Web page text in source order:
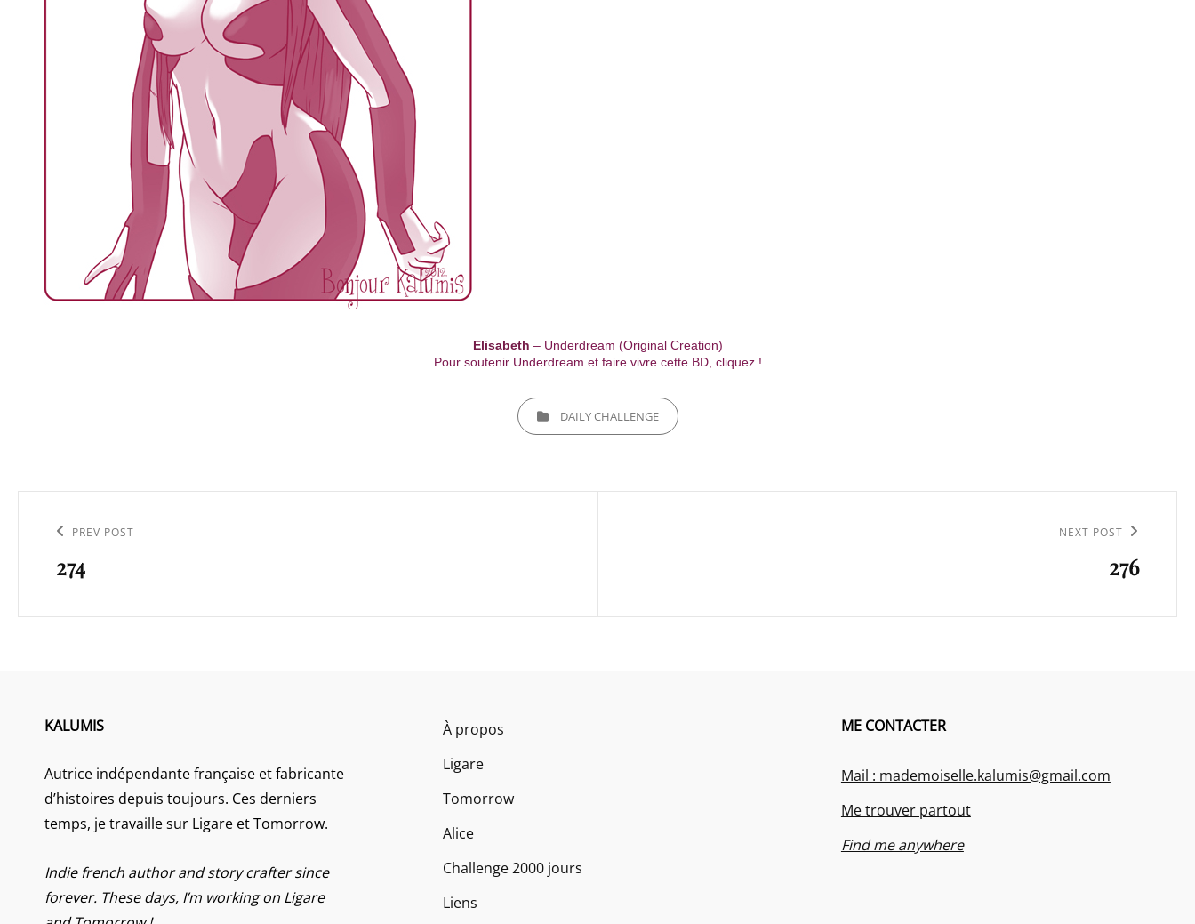
Elisabeth – Underdream (Original Creation)
Pour soutenir Underdream et faire vivre cette BD, cliquez !
CATEGORIESDAILY CHALLENGE
l’article
Previous
Post
PREV POST
274
NEXT POST
276
KALUMIS
Autrice indépendante française et fabricante
d’histoires depuis toujours. Ces derniers
temps, je travaille sur Ligare et Tomorrow.
Indie french author and story crafter since
forever. These days, I’m working on Ligare
À propos
Ligare
Tomorrow
Alice
Challenge 2000 jours
Liens
ME CONTACTER
Mail : mademoiselle.kalumis@gmail.com
Me trouver partout
Find me anywhere